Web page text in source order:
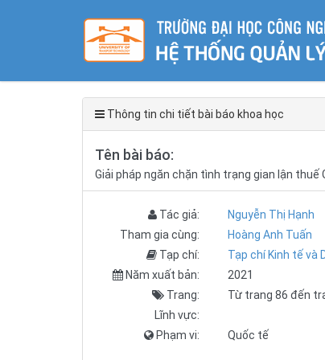
Thông tin chi tiết bài báo khoa học
Tên bài báo:
Giải pháp ngăn chặn tình trạng gian lận
Tác giả:
Nguyễn Thị Hạnh
Tham gia cùng:
Hoàng Anh Tuấn
Tạp chí:
Tạp chí Kinh tế và
Năm xuất bản:
2021
Trang:
Từ trang 86 đến
Lĩnh vực:
Phạm vi:
Quốc tế